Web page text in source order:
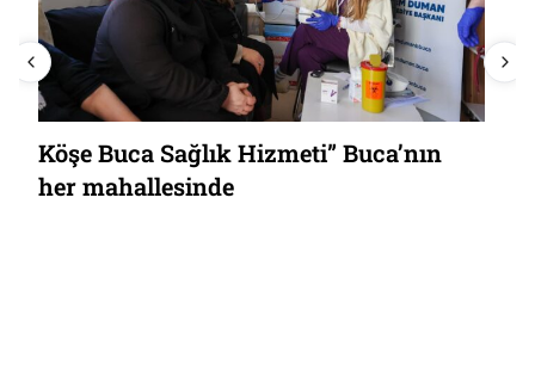
Köşe Buca Sağlık Hizmeti” Buca’nın
her mahallesinde